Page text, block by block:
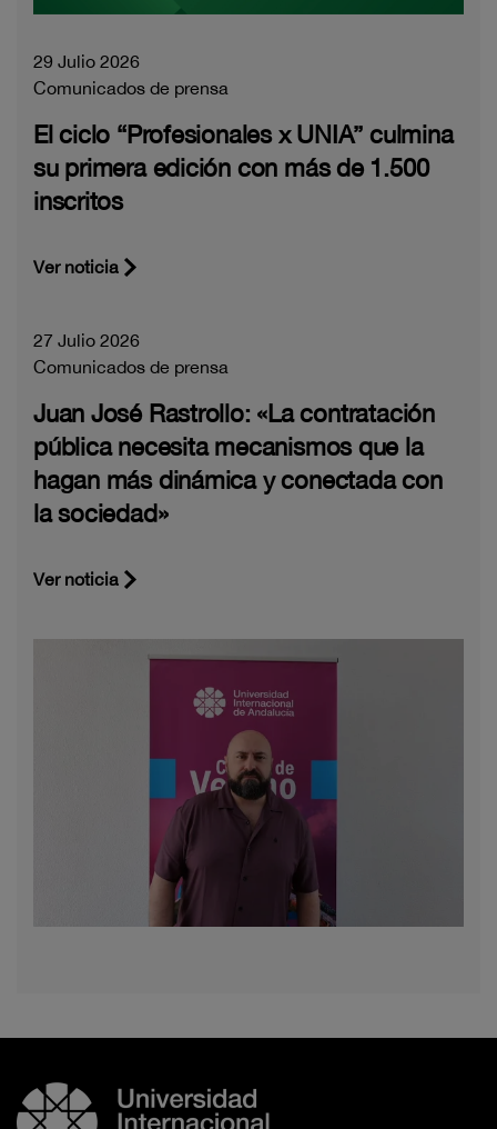
29 Julio 2026
Comunicados de prensa
El ciclo “Profesionales x UNIA” culmina
su primera edición con más de 1.500
inscritos
Ver noticia
27 Julio 2026
Comunicados de prensa
Juan José Rastrollo: «La contratación
pública necesita mecanismos que la
hagan más dinámica y conectada con
la sociedad»
Ver noticia